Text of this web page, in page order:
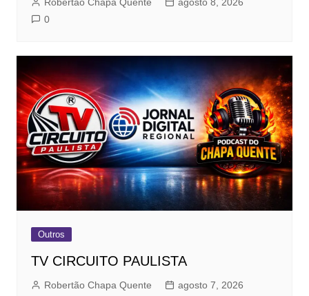
0
Outros
TV CIRCUITO PAULISTA
Robertão Chapa Quente
agosto 7, 2026